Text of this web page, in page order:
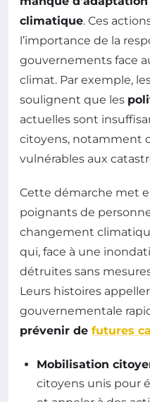
climatique. Ces
l’importance de la
gouvernements face
climat. Par exemple,
soulignent que les
actuelles sont
citoyens, notamment
vulnérables aux
Cette démarche met
poignants de
changement
qui, face à une
détruites sans
Leurs histoires
gouvernementale
prévenir de futures
Mobilisation
citoyens unis pour